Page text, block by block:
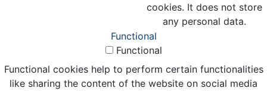
cookies. It does not store
any personal data.
Functional
Functional
Functional cookies help to perform certain functionalities
like sharing the content of the website on social media